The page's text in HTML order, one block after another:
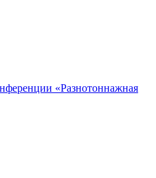
«Разнотоннажная